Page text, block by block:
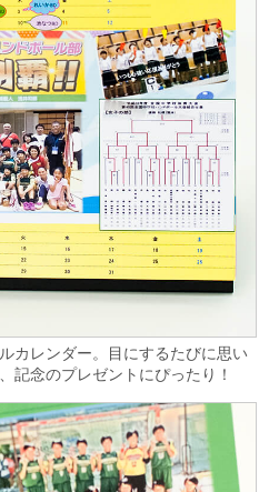
カレンダー。目にするたびに思い
記念のプレゼントにぴったり！